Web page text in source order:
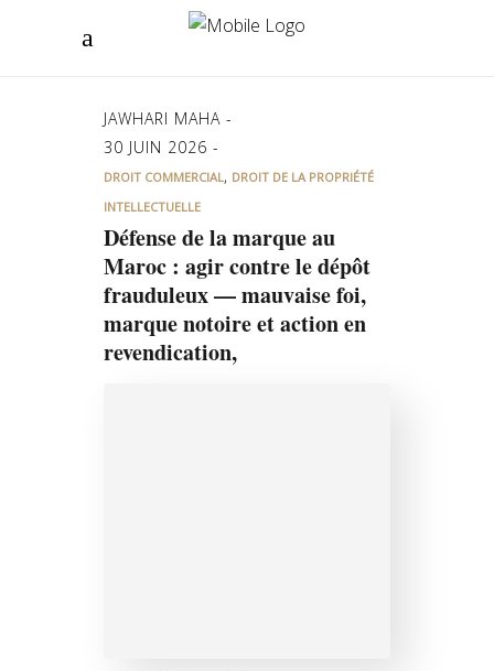
JAWHARI MAHA
30 JUIN 2026
DROIT COMMERCIAL, DROIT DE LA PROPRIÉTÉ
INTELLECTUELLE
Défense de la marque au
Maroc : agir contre le dépôt
frauduleux — mauvaise foi,
marque notoire et action en
revendication,